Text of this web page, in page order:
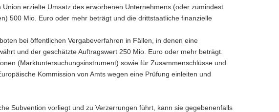
erzielte Umsatz des erworbenen Unternehmens (oder zumindest
500 Mio. Euro oder mehr beträgt und die drittstaatliche finanzielle
bei öffentlichen Vergabeverfahren in Fällen, in denen eine
und der geschätzte Auftragswert 250 Mio. Euro oder mehr beträgt.
(Marktuntersuchungsinstrument) sowie für Zusammenschlüsse und
Kommission von Amts wegen eine Prüfung einleiten und
Subvention vorliegt und zu Verzerrungen führt, kann sie gegebenenfalls